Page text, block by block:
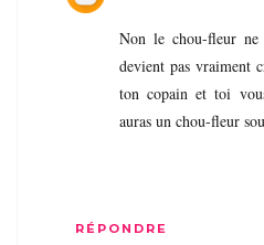
Non le chou-fleur
devient pas vraiment
ton copain et toi
auras un chou-fleur
RÉPONDRE